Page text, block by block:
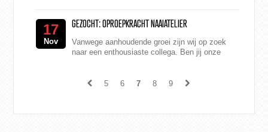
17
Nov
GEZOCHT: OPROEPKRACHT NAAIATELIER
Vanwege aanhoudende groei zijn wij op zoek
naar een enthousiaste collega. Ben jij onze
5
6 7 8 9